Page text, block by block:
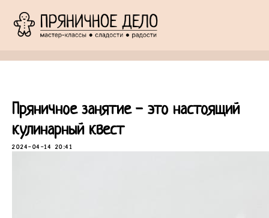
Пряничное занятие - это настоящий
кулинарный квест
2024-04-14 20:41